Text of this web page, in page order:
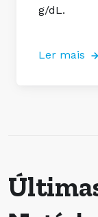
g/dL.
Ler mais